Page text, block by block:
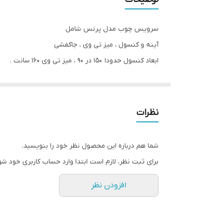
سرویس چوب مدل پرنس شامل
آینه و کنسول ، میز تی وی ، جاکفشی
ابعاد کنسول حدودا ۱۵۰ در ۹۰ ، میز تی وی ۱۶۰ سانت .
تنوع رنگ بندی موجود .
ارسال مستقیم از کارخانه به سراسر ایران .
نظرات
شما هم درباره این محصول نظر خود را بنویسید.
برای ثبت نظر، لازم است ابتدا وارد حساب کاربری خود
افزودن نظر